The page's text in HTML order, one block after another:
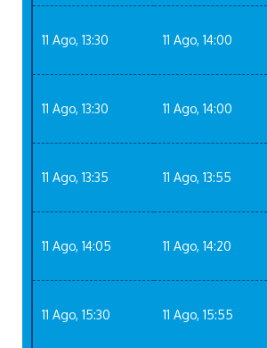
11 Ago, 13:30 11 Ago, 14:00
11 Ago, 13:30 11 Ago, 14:00
11 Ago, 13:35 11 Ago, 13:55
11 Ago, 14:05 11 Ago, 14:20
11 Ago, 15:30 11 Ago, 15:55